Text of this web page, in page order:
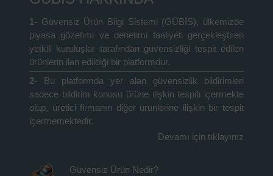
1- Güvensiz Ürün Bilgi Sistemi (GÜBİS), ülkemizde
piyasa gözetimi ve denetimi faaliyeti gerçekleştiren
yetkili kuruluşlar tarafından güvensizliği tespit edilen
ürünlerin ilan edildiği bir platformdur.
2-
Bu platformda yer alan güvensizlik bildirimleri
sadece bildirim konusu ürüne ilişkin tespiti içermekte
olup, üretici firmanın diğer ürünlerine ilişkin bir tespit
içermemektedir.
Devamı için tıklayınız
Güvensiz Ürün Nedir?